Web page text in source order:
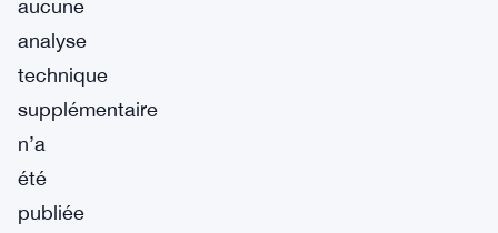
aucune
analyse
technique
supplémentaire
n’a
été
publiée